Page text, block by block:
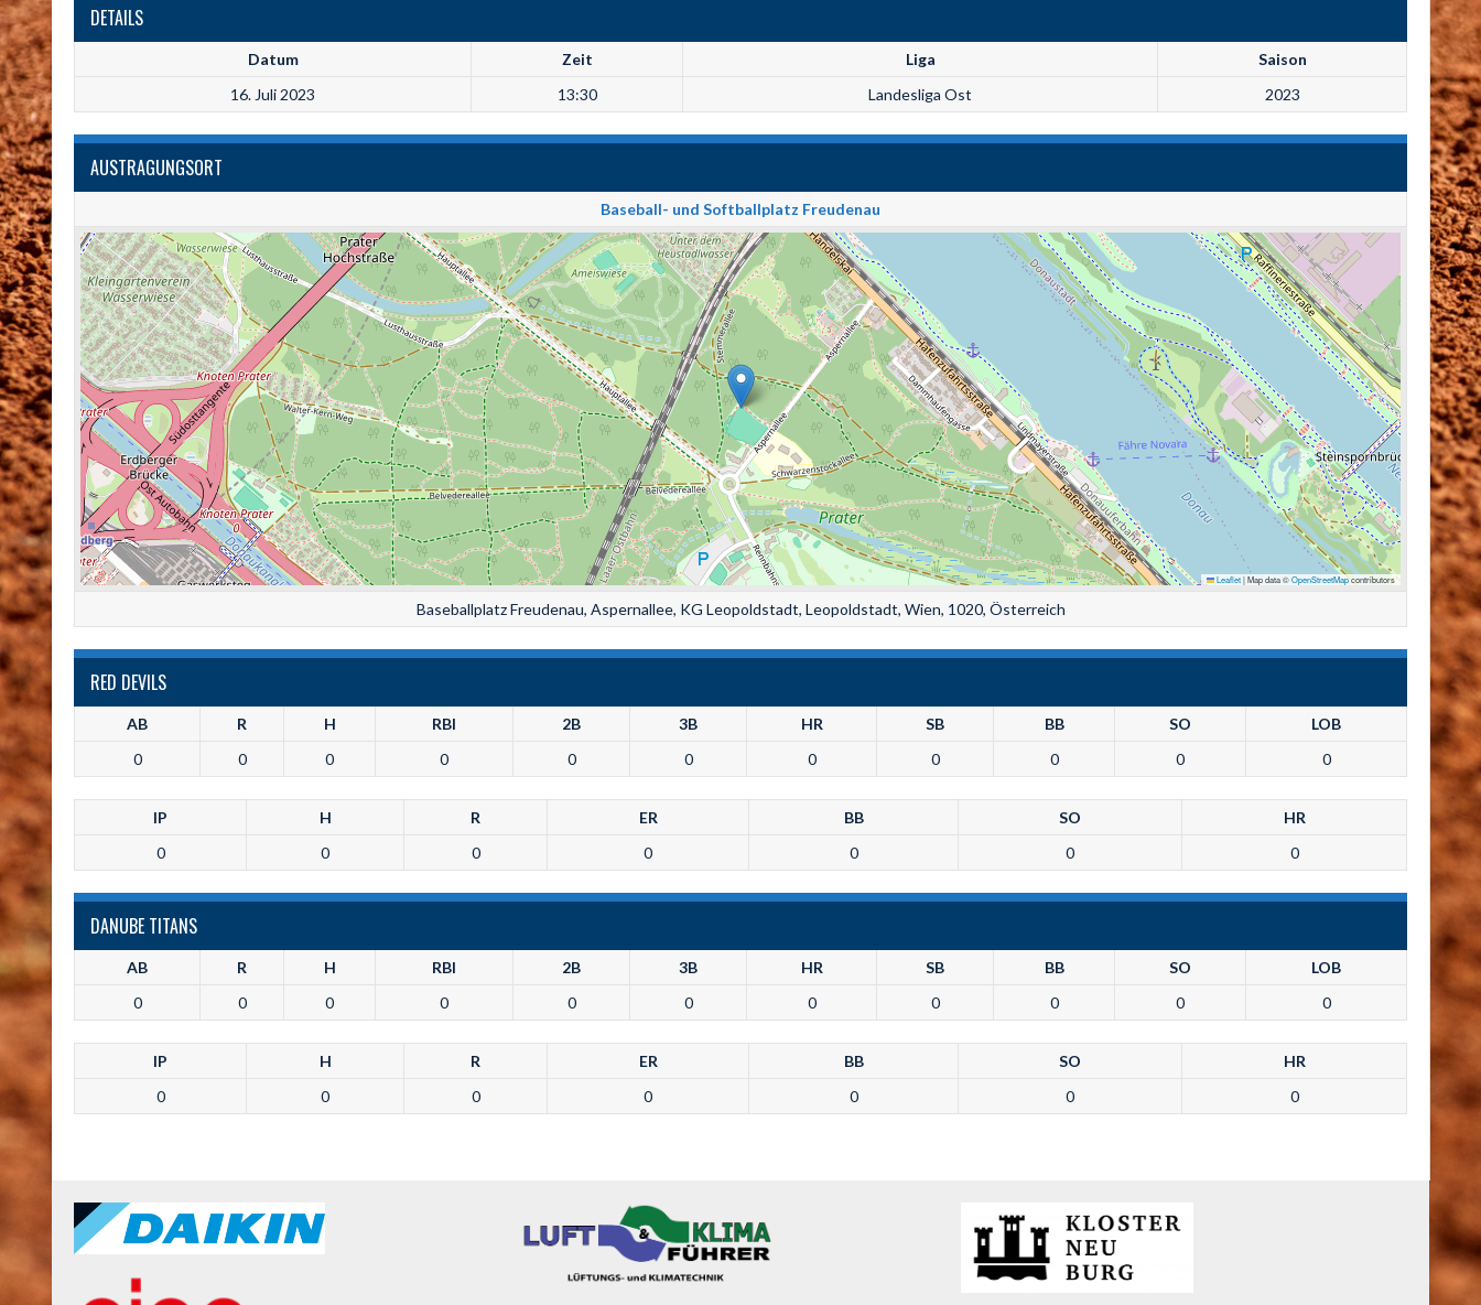
DETAILS
Datum Zeit Liga
Saison
16. Juli 2023
13:30 Landesliga Ost 2023
AUSTRAGUNGSORT
Baseball- und Softballplatz Freudenau
Leaflet|Map data ©OpenStreetMapcontributors
Baseballplatz Freudenau, Aspernallee, KG Leopoldstadt, Leopoldstadt, Wien, 1020, Österreich
RED DEVILS
AB R H RBI 2B 3B HR SB BB SO
LOB
0
0 0 0 0 0 0 0 0 0 0
IP H R ER BB SO
HR
0
0 0 0 0 0 0
DANUBE TITANS
AB R H RBI 2B 3B HR SB BB SO
LOB
0
0 0 0 0 0 0 0 0 0 0
IP H R ER BB SO
HR
0
0 0 0 0 0 0